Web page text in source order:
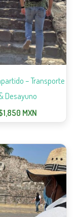
– Transporte
Desayuno
1,850 MXN